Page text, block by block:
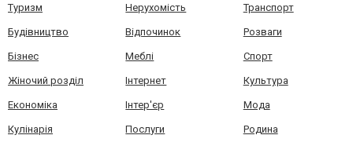
Туризм Нерухомість Транспорт
Будівництво Відпочинок Розваги
Бізнес Меблі Спорт
Жіночий розділ Інтернет Культура
Економіка Інтер'єр Мода
Кулінарія Послуги Родина